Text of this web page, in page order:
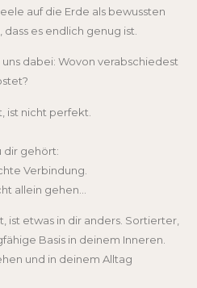
auf die Erde als bewussten
es endlich genug ist.
dabei: Wovon verabschiedest
ist nicht perfekt.
dir gehört:
Verbindung.
allein gehen…
ist etwas in dir anders. Sortierter,
Basis in deinem Inneren.
und in deinem Alltag